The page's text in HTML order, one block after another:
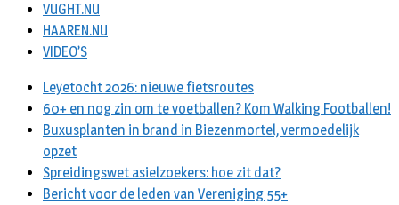
VUGHT.NU
HAAREN.NU
VIDEO’S
Leyetocht 2026: nieuwe fietsroutes
60+ en nog zin om te voetballen? Kom Walking Footballen!
Buxusplanten in brand in Biezenmortel, vermoedelijk
opzet
Spreidingswet asielzoekers: hoe zit dat?
Bericht voor de leden van Vereniging 55+